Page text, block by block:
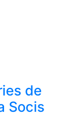
de
Socis